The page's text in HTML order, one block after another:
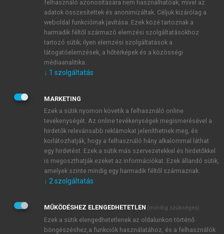
E-MAIL-CÍM
JELSZÓ
JELSZÓ ÚJRA
Kérek értesítést a MeRSZ újdonságairól, akcióiról.
Kérek értesítést az Akadémiai Kiadó Zrt. újdonságairól,
Adatkezelési tájékoztatóbanfoglaltakat tudomásul
veszem és elfogadom.
Általános vásárlási feltételeket, valamint a szotar.netés a
felhasználó azonosítására nem használhatóak, mivel az
adatok összesítettek és anonimizáltak. Céljuk kizárólag a
weboldal funkcióinak javítása. Ezek közé tartoznak a
harmadik féltől származó elemzési szolgáltatásokhoz
tartozó sütik; ilyen elemzési szolgáltatások a
látogatóelemzések, a hőtérképek és a közösségi
médiaanalitika.
↓ 1 szolgáltatás
MARKETING
Ezek a sütik nyomon követik a felhasználó online
tevékenységét. Az online tevékenységek megismerésével a
hirdetők relevánsabb reklámokat jeleníthetnek meg, és
korlátozhatják, hogy a felhasználó hány alkalommal láthat
egy hirdetést. Ezek a sütik más szervezetekkel és hirdetőkkel
is megoszthatják ezeket az információkat. Ezek állandó sütik,
amelyek szinte mindig egy harmadik féltől származnak.
↓ 2 szolgáltatás
MŰKÖDÉSHEZ ELENGEDHETETLEN (mindig szükséges)
Ezek a sütik elengedhetetlenek az oldalunkon történő
böngészéshez,a funkciók használatához, és a felhasználók